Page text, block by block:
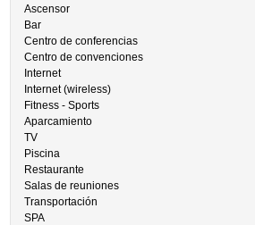
Ascensor
Bar
Centro de conferencias
Centro de convenciones
Internet
Internet (wireless)
Fitness - Sports
Aparcamiento
TV
Piscina
Restaurante
Salas de reuniones
Transportación
SPA